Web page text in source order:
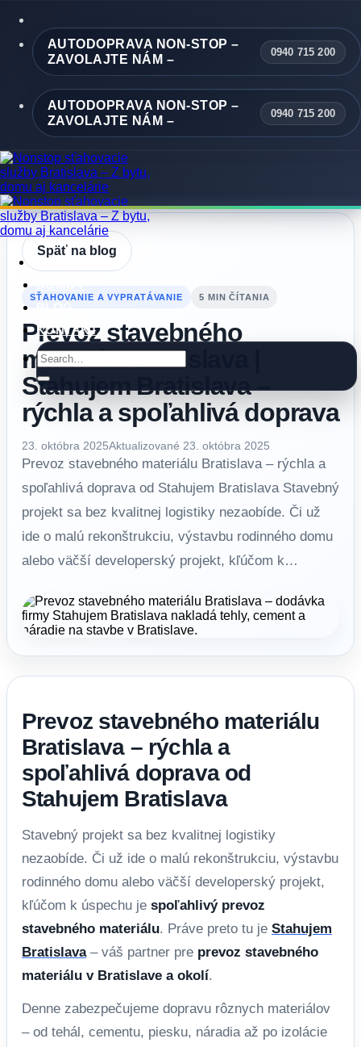
content AUTODOPRAVA NON-STOP –
ZAVOLAJTE NÁM –
0940 715 200
AUTODOPRAVA NON-STOP –
ZAVOLAJTE NÁM –
0940 715 200
KONTAKT
Späť na blog
SŤAHOVANIE A VYPRATÁVANIE 5 MIN ČÍTANIA
Prevoz stavebného
materiálu Bratislava |
Stahujem Bratislava –
rýchla a spoľahlivá doprava
23. októbra 2025Aktualizované 23. októbra 2025
Prevoz stavebného materiálu Bratislava – rýchla a
spoľahlivá doprava od Stahujem Bratislava Stavebný
projekt sa bez kvalitnej logistiky nezaobíde. Či už
ide o malú rekonštrukciu, výstavbu rodinného domu
alebo väčší developerský projekt, kľúčom k…
Prevoz stavebného materiálu
Bratislava – rýchla a
spoľahlivá doprava od
Stahujem Bratislava
Stavebný projekt sa bez kvalitnej logistiky
nezaobíde. Či už ide o malú rekonštrukciu, výstavbu
rodinného domu alebo väčší developerský projekt,
kľúčom k úspechu je spoľahlivý prevoz
stavebného materiálu. Práve preto tu je Stahujem
Bratislava– váš partner pre prevoz stavebného
materiálu v Bratislave a okolí.
Denne zabezpečujeme dopravu rôznych materiálov
– od tehál, cementu, piesku, náradia až po izolácie